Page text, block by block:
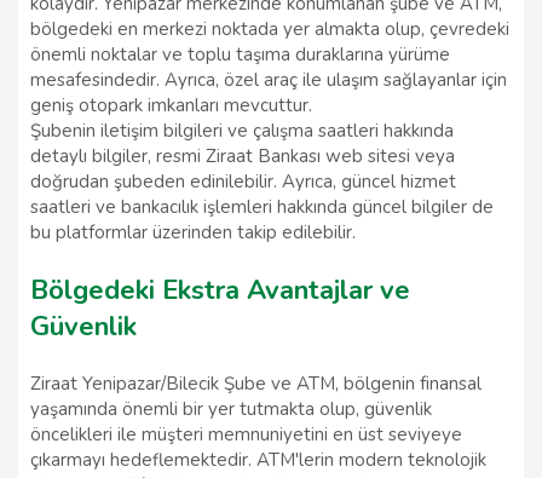
bölgedeki en merkezi noktada yer almakta olup, çevredeki
önemli noktalar ve toplu taşıma duraklarına yürüme
mesafesindedir. Ayrıca, özel araç ile ulaşım sağlayanlar için
geniş otopark imkanları mevcuttur.
Şubenin iletişim bilgileri ve çalışma saatleri hakkında
detaylı bilgiler, resmi Ziraat Bankası web sitesi veya
doğrudan şubeden edinilebilir. Ayrıca, güncel hizmet
saatleri ve bankacılık işlemleri hakkında güncel bilgiler de
bu platformlar üzerinden takip edilebilir.
Bölgedeki Ekstra Avantajlar ve
Güvenlik
Ziraat Yenipazar/Bilecik Şube ve ATM, bölgenin finansal
yaşamında önemli bir yer tutmakta olup, güvenlik
öncelikleri ile müşteri memnuniyetini en üst seviyeye
çıkarmayı hedeflemektedir. ATM'lerin modern teknolojik